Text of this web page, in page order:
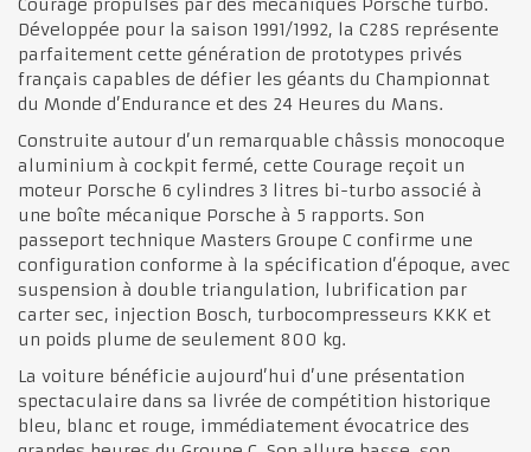
Courage propulsés par des mécaniques Porsche turbo.
Développée pour la saison 1991/1992, la C28S représente
parfaitement cette génération de prototypes privés
français capables de défier les géants du Championnat
du Monde d’Endurance et des 24 Heures du Mans.
Construite autour d’un remarquable châssis monocoque
aluminium à cockpit fermé, cette Courage reçoit un
moteur Porsche 6 cylindres 3 litres bi-turbo associé à
une boîte mécanique Porsche à 5 rapports. Son
passeport technique Masters Groupe C confirme une
configuration conforme à la spécification d’époque, avec
suspension à double triangulation, lubrification par
carter sec, injection Bosch, turbocompresseurs KKK et
un poids plume de seulement 800 kg.
La voiture bénéficie aujourd’hui d’une présentation
spectaculaire dans sa livrée de compétition historique
bleu, blanc et rouge, immédiatement évocatrice des